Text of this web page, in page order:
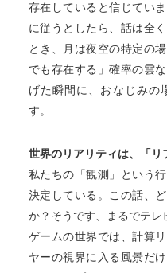
存在していると信じてい
に従うとしたら、話は全
とき、月は夜空の特定の
でも存在する」確率の雲
げた瞬間に、おなじみの
す。
世界のリアリティは、「リ
私たちの「観測」という
決定している。この話、
か？そうです、まるでテレ
ゲームの世界では、計算
ヤーの視界に入る風景だ